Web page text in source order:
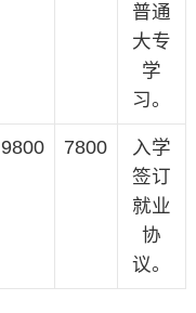
普通
大专
学
习。
9800 7800
入学
签订
就业
协
议。